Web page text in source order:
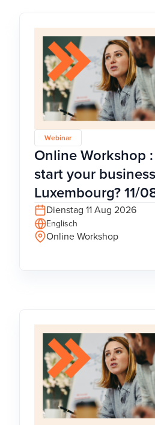
Webinar
Online Workshop
start your
Luxembourg? 11/
Dienstag 11 Aug 2026
Englisch
Online Workshop